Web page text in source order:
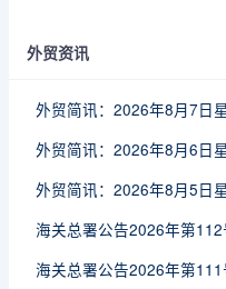
外贸资讯
外贸简讯：2026年8月7日
外贸简讯：2026年8月6日
外贸简讯：2026年8月5日